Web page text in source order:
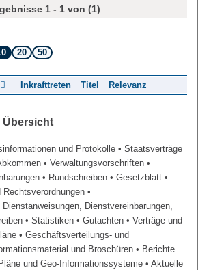
1 - 1 von (1)
20 50
Inkrafttreten Titel Relevanz
Übersicht
und Protokolle • Staatsverträge
• Verwaltungsvorschriften •
• Rundschreiben • Gesetzblatt •
Rechtsverordnungen •
Dienstvereinbarungen,
• Statistiken • Gutachten • Verträge und
• Geschäftsverteilungs- und
und Broschüren • Berichte
und Geo-Informationssysteme • Aktuelle